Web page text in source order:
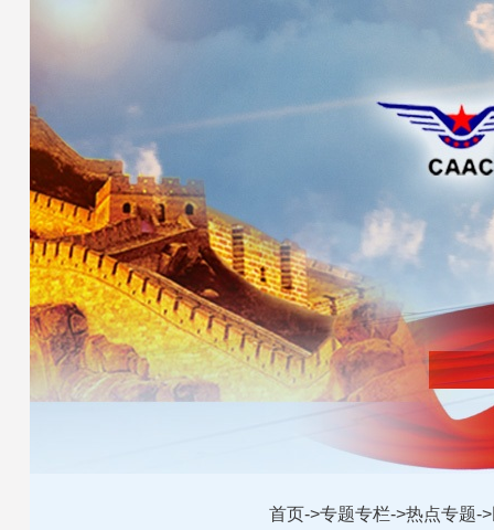
首页->专题专栏->热点专题->